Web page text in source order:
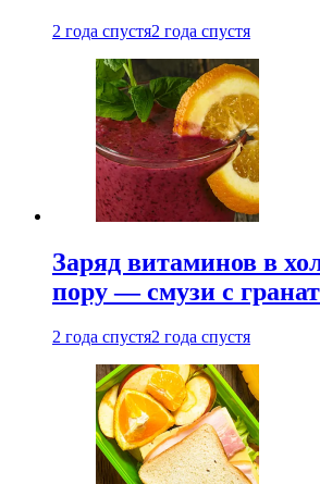
2 года спустя2 года спустя
Заряд витаминов в
пору — смузи с
2 года спустя2 года спустя